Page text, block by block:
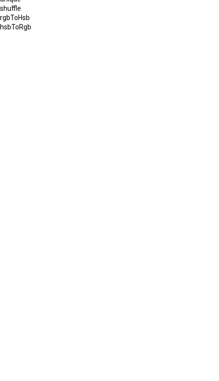
shuffle
rgbToHsb
hsbToRgb